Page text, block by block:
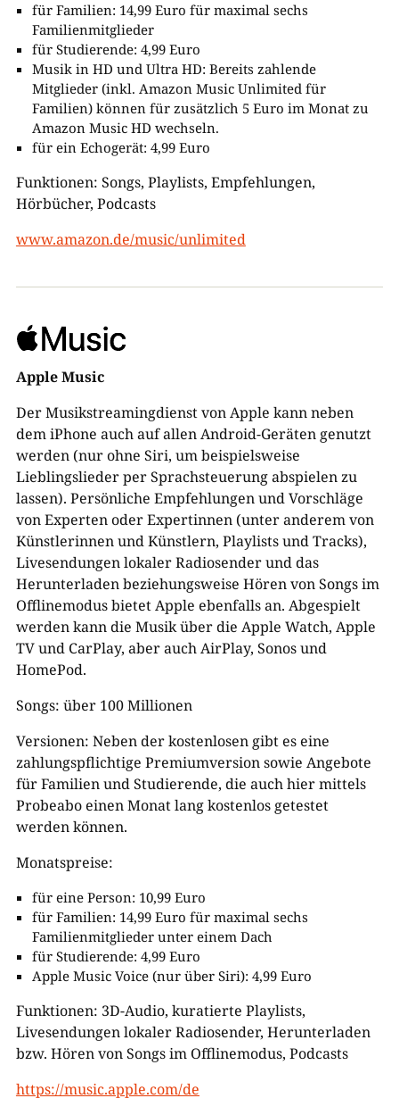
für Familien: 14,99 Euro für maximal sechs
Familienmitglieder
für Studierende: 4,99 Euro
Musik in HD und Ultra HD: Bereits zahlende
Mitglieder (inkl. Amazon Music Unlimited für
Familien) können für zusätzlich 5 Euro im Monat zu
Amazon Music HD wechseln.
für ein Echogerät: 4,99 Euro
Funktionen: Songs, Playlists, Empfehlungen,
Hörbücher, Podcasts
www.amazon.de/music/unlimited
Apple Music
Der Musikstreamingdienst von Apple kann neben
dem iPhone auch auf allen Android-Geräten genutzt
werden (nur ohne Siri, um beispielsweise
Lieblingslieder per Sprachsteuerung abspielen zu
lassen). Persönliche Empfehlungen und Vorschläge
von Experten oder Expertinnen (unter anderem von
Künstlerinnen und Künstlern, Playlists und Tracks),
Livesendungen lokaler Radiosender und das
Herunterladen beziehungsweise Hören von Songs im
Offlinemodus bietet Apple ebenfalls an. Abgespielt
werden kann die Musik über die Apple Watch, Apple
TV und CarPlay, aber auch AirPlay, Sonos und
HomePod.
Songs: über 100 Millionen
Versionen: Neben der kostenlosen gibt es eine
zahlungspflichtige Premiumversion sowie Angebote
für Familien und Studierende, die auch hier mittels
Probeabo einen Monat lang kostenlos getestet
werden können.
Monatspreise:
für eine Person: 10,99 Euro
für Familien: 14,99 Euro für maximal sechs
Familienmitglieder unter einem Dach
für Studierende: 4,99 Euro
Apple Music Voice (nur über Siri): 4,99 Euro
Funktionen: 3D-Audio, kuratierte Playlists,
Livesendungen lokaler Radiosender, Herunterladen
bzw. Hören von Songs im Offlinemodus, Podcasts
https://music.apple.com/de